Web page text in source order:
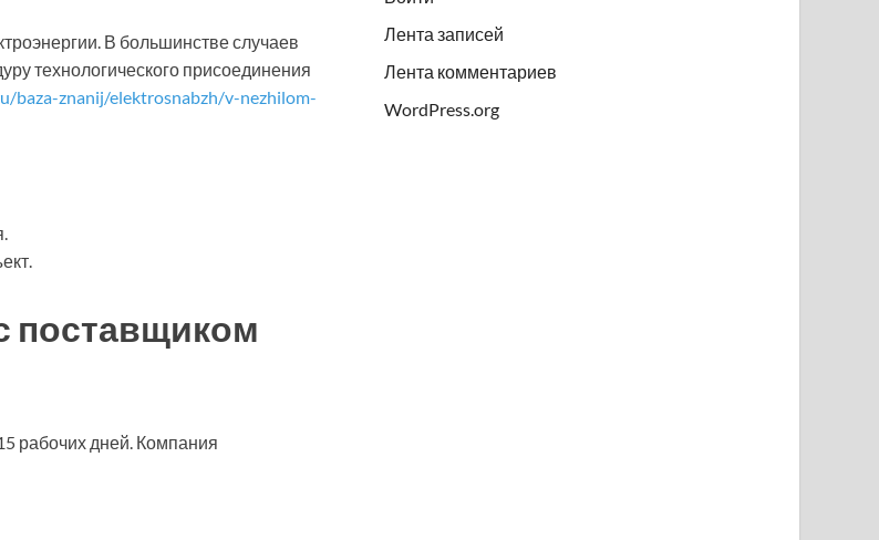
В большинстве случаев
технологического присоединения
baza-znanij/elektrosnabzh/v-nezhilom-
поставщиком
рабочих дней. Компания
Лента записей
Лента комментариев
WordPress.org